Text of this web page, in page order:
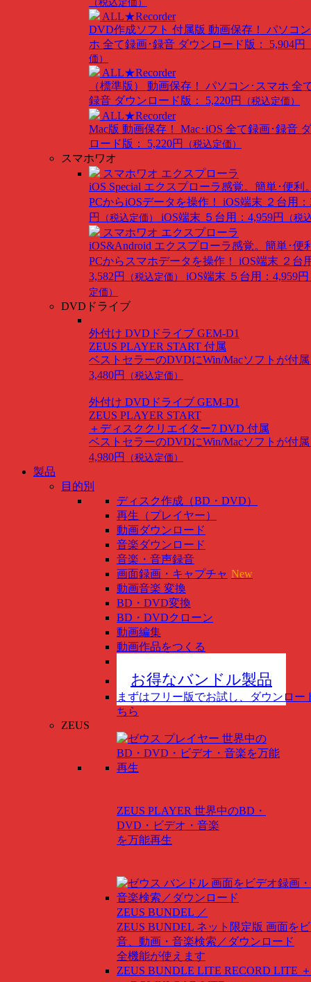
ALL★Recorder
DVD作成ソフト 付属版 動画保存！ パソコ
ホ 全て録画･録音 ダウンロード版： 5,904円
価）
ALL★Recorder
（標準版） 動画保存！ パソコン･スマホ 全
録音 ダウンロード版： 5,220円 （税込定価）
ALL★Recorder
Mac版 動画保存！ Mac･iOS 全て録画･録音
ロード版： 5,220円
（税込定価）
スマホワオ
スマホワオ エクスプローラ
iOS Special エクスプローラ感覚。簡単･便利
PCからiOSデータを操作！ iOS端末 ２台用：
円
（税込定価） iOS端末 ５台用：4,959円 （税
スマホワオ エクスプローラ
iOS&Android エクスプローラ感覚。簡単･便
PCからスマホデータを操作！ iOS端末 ２台
3,582円
（税込定価） iOS端末 ５台用：4,959円
定価）
DVDドライブ
外付け DVDドライブ GEM-D1
ZEUS PLAYER START 付属
ベストセラーのDVDにWin/Macソフトが付
3,480円
（税込定価）
外付け DVDドライブ GEM-D1
ZEUS PLAYER START
＋ディスククリエイター7 DVD 付属
ベストセラーのDVDにWin/Macソフトが付
4,980円
（税込定価）
製品
目的別
ディスク作成（BD・DVD）
再生（プレイヤー）
動画ダウンロード
音楽ダウンロード
音楽・音声録音
画面録画・キャプチャ New
動画音楽 変換
BD・DVD変換
BD・DVDクローン
動画編集
動画作品をつくる
お得なバンドル製品
まずはフリー版でお試し、ダウンロー
ちら
ZEUS
ZEUS PLAYER 世界中のBD・
DVD・ビデオ・音楽
を万能再生
ZEUS BUNDEL ／
ZEUS BUNDEL ネット限定版 画面を
音、動画・音楽検索／ダウンロード
全機能が使えます
ZEUS BUNDLE LITE RECORD LITE